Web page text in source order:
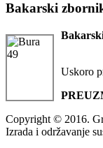
Bakarski
Uskoro
Copyright © 2016.
Izrada i održavanje